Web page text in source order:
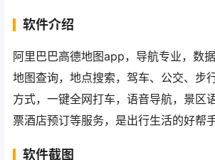
软件介绍
阿里巴巴高德地图app，导航专业，数
地图查询，地点搜索，驾车、公交、步
方式，一键全网打车，语音导航，景区
票酒店预订等服务，是出行生活的好帮手
软件截图